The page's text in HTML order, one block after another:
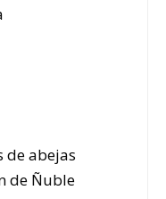
de abejas
de Ñuble